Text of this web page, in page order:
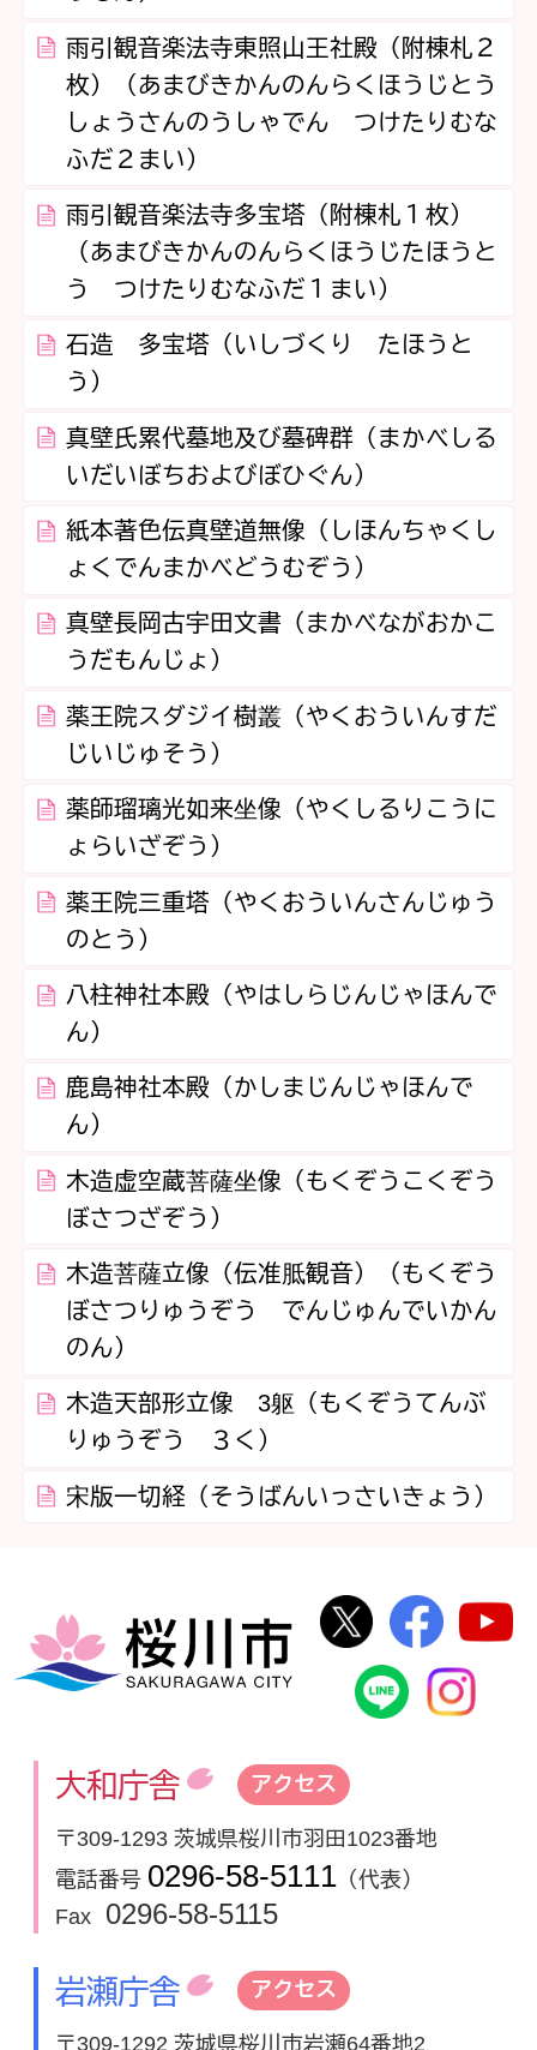
雨引観音楽法寺東照山王社殿（附棟札２
枚）（あまびきかんのんらくほうじとう
しょうさんのうしゃでん つけたりむな
ふだ２まい）
雨引観音楽法寺多宝塔（附棟札１枚）
（あまびきかんのんらくほうじたほうと
う つけたりむなふだ１まい）
石造 多宝塔（いしづくり たほうと
う）
真壁氏累代墓地及び墓碑群（まかべしる
いだいぼちおよびぼひぐん）
紙本著色伝真壁道無像（しほんちゃくし
ょくでんまかべどうむぞう）
真壁長岡古宇田文書（まかべながおかこ
うだもんじょ）
薬王院スダジイ樹叢（やくおういんすだ
じいじゅそう）
薬師瑠璃光如来坐像（やくしるりこうに
ょらいざぞう）
薬王院三重塔（やくおういんさんじゅう
のとう）
八柱神社本殿（やはしらじんじゃほんで
ん）
鹿島神社本殿（かしまじんじゃほんで
ん）
木造虚空蔵菩薩坐像（もくぞうこくぞう
ぼさつざぞう）
木造菩薩立像（伝准胝観音）（もくぞう
ぼさつりゅうぞう でんじゅんでいかん
のん）
木造天部形立像 3躯（もくぞうてんぶ
りゅうぞう ３く）
宋版一切経（そうばんいっさいきょう）
桜川市
桜川市公式
桜川
桜川市公
大和庁舎 アクセス
〒309-1293 茨城県桜川市羽田1023番地
電話番号 0296-58-5111 （代表）
Fax
0296-58-5115
岩瀬庁舎 アクセス
〒309-1292 茨城県桜川市岩瀬64番地2